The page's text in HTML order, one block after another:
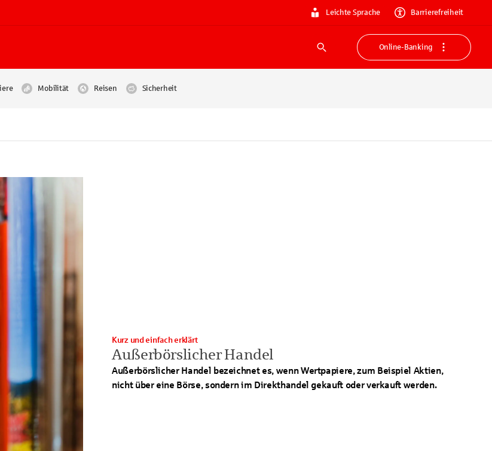
Leichte Sprache Barrierefreiheit
Suche
Online-Banking
Mobilität Reisen Sicherheit
Außerbörslicher Handel
Kurz und einfach erklärt
Außerbörslicher Handel bezeichnet es, wenn Wertpapiere, zum Beispiel Aktien,
nicht über eine Börse, sondern im Direkthandel gekauft oder verkauft werden.